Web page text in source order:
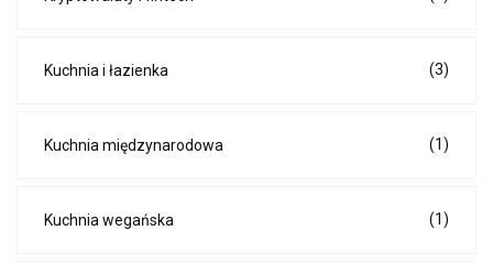
Kuchnia i łazienka (3)
Kuchnia międzynarodowa (1)
Kuchnia wegańska (1)